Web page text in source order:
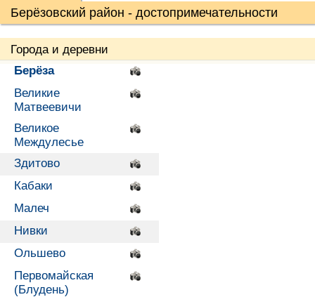
Берёзовский район - достопримечательности
Города и деревни
Берёза
Великие
Матвеевичи
Великое
Междулесье
Здитово
Кабаки
Малеч
Нивки
Ольшево
Первомайская
(Блудень)